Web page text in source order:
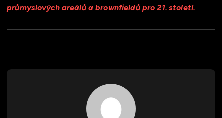
průmyslových areálů a brownfieldů pro 21. století.